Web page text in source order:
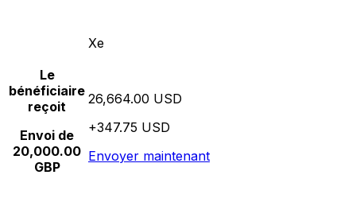
Xe
Le
bénéficiaire
reçoit
Envoi de
20,000.00
GBP
26,664.00 USD
+347.75 USD
Envoyer maintenant